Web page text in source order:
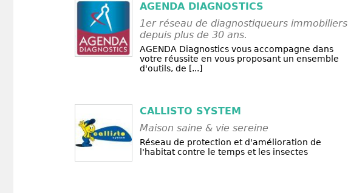
AGENDA DIAGNOSTICS
1er réseau de diagnostiqueurs immobiliers
depuis plus de 30 ans.
AGENDA Diagnostics vous accompagne dans
votre réussite en vous proposant un ensemble
d'outils, de [...]
CALLISTO SYSTEM
Maison saine & vie sereine
Réseau de protection et d'amélioration de
l'habitat contre le temps et les insectes